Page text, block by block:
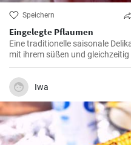
Speichern
Eingelegte Pflaumen
Eine traditionelle saisonale
mit ihrem süßen und
Das Rezept ist einfach und
Iwa